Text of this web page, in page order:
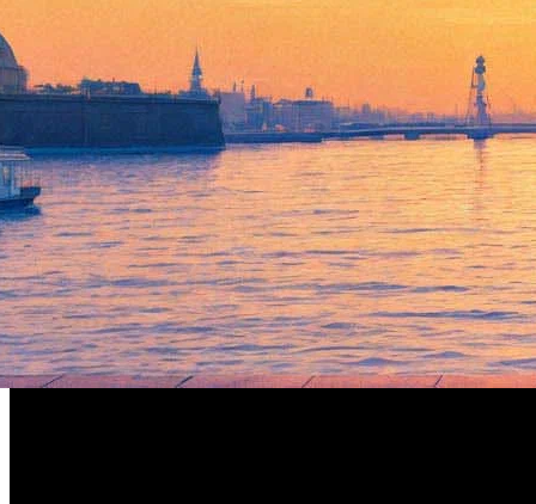
Два брендовых для Петербурга явления – музыкант Сергей
Шнуров и футбольный клуб «Зенит» – сошлись в одном
треке. Лидер группировки «Ленинград» посвятил сине-бело-
голубым песню и выложил отрывок из неё в Сети.